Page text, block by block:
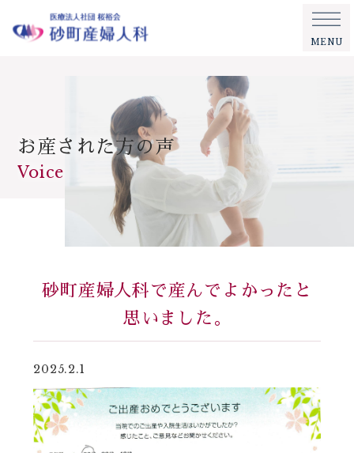
MENU
お産された方の声
Voice
砂町産婦人科で産んでよかったと
思いました。
2025.2.1